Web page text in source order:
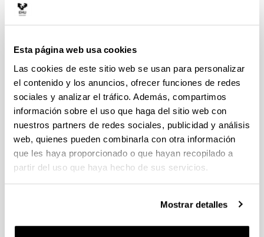
Esta página web usa cookies
Las cookies de este sitio web se usan para personalizar
el contenido y los anuncios, ofrecer funciones de redes
sociales y analizar el tráfico. Además, compartimos
información sobre el uso que haga del sitio web con
nuestros partners de redes sociales, publicidad y análisis
web, quienes pueden combinarla con otra información
que les haya proporcionado o que hayan recopilado a
partir del uso que haya hecho de sus servicios.
Mostrar detalles
SITUADO en el Campus de Alava de la Universidad del País
Unibertsitatea, el Departamento de Geografía, Prehistoria y
Dirección postal:
U.P.V./E.H.U.
Departamento de Geografía, Prehistoria y Arqueología
C/ Tomás y Valiente s/n
01006 Vitoria-Gasteiz